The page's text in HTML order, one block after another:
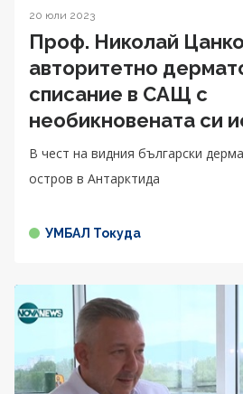
20 юли 2023
Проф. Николай
авторитетно
списание в САЩ с
необикновената си
В чест на видния български
остров в Антарктида
УМБАЛ Токуда